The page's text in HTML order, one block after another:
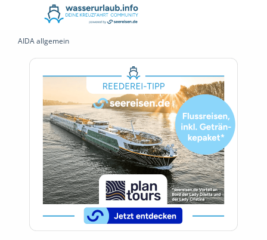
AIDA allgemein